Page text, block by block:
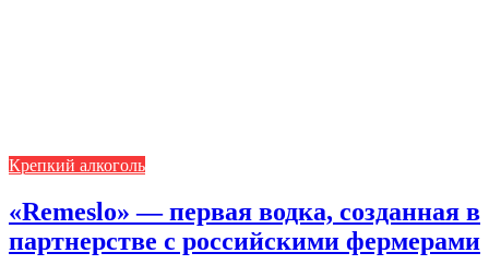
Крепкий алкоголь
«Remeslo» — первая водка, созданная в
партнерстве с российскими фермерами